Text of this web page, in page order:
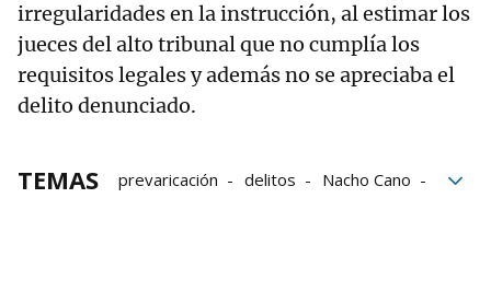
irregularidades en la instrucción, al estimar los
jueces del alto tribunal que no cumplía los
requisitos legales y además no se apreciaba el
delito denunciado.
TEMAS prevaricación delitos
Nacho Cano